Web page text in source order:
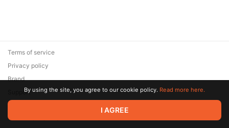
© 2026 Zaya Solutions Limited. All rights reserved. All trademarks
are the property of their respective owners.
Terms of service
Privacy policy
Brand
SupportBy using the site, you agree to our cookie policy. Read more here.
I AGREE